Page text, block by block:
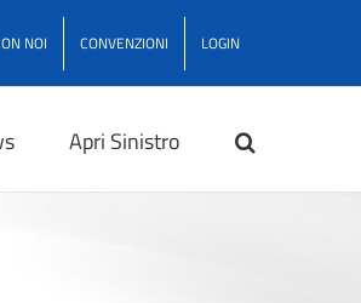
NOI CONVENZIONI LOGIN
Apri Sinistro